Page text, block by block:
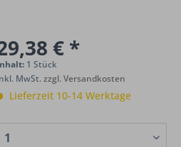
€ *
1 Stück
MwSt.zzgl. Versandkosten
Lieferzeit 10-14 Werktage